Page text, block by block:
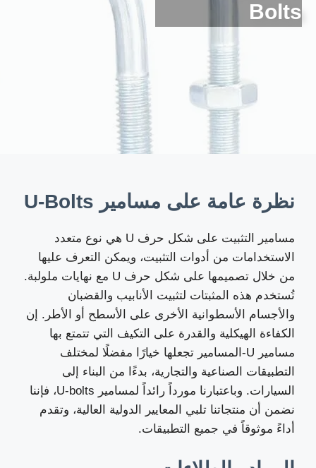
Bolts
نظرة عامة على مسامير U-Bolts
مسامير التثبيت على شكل حرف U هي نوع متعدد
الاستخدامات من أدوات التثبيت، ويمكن التعرف عليها
من خلال تصميمها على شكل حرف U مع نهايات ملولبة.
تُستخدم هذه المثبتات لتثبيت الأنابيب والقضبان
والأجسام الأسطوانية الأخرى على الأسطح أو الأطر. إن
الكفاءة الهيكلية والقدرة على التكيف التي تتمتع بها
مسامير U-المسامير تجعلها خيارًا مفضلًا لمختلف
التطبيقات الصناعية والتجارية، بدءًا من البناء إلى
السيارات. وباعتبارنا مورداً رائداً لمسامير U-bolts، فإننا
نضمن أن منتجاتنا تلبي المعايير الدولية العالية، وتقدم
أداءً موثوقاً في جميع التطبيقات.